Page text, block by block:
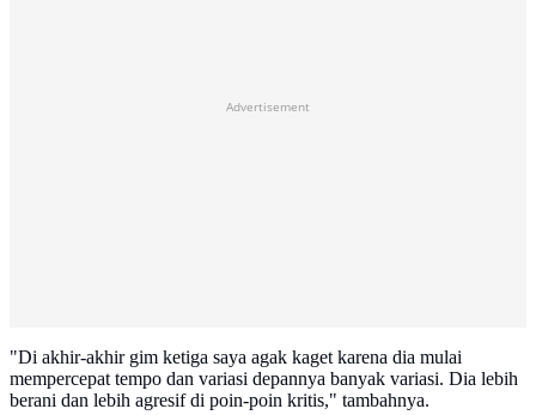
Advertisement
"Di akhir-akhir gim ketiga saya agak kaget karena dia mulai
mempercepat tempo dan variasi depannya banyak variasi. Dia lebih
berani dan lebih agresif di poin-poin kritis," tambahnya.